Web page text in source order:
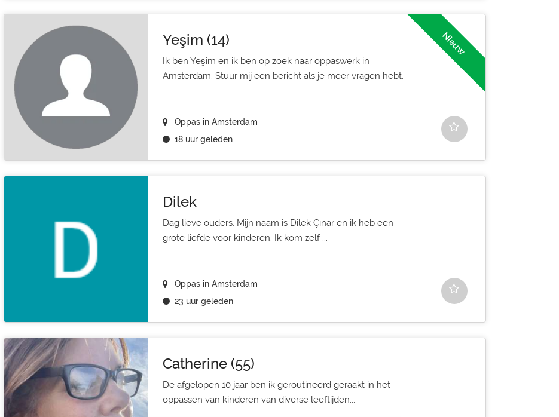
Yeşim (14)
Ik ben Yeşim en ik ben op zoek naar oppaswerk in
Amsterdam. Stuur mij een bericht als je meer vragen hebt.
Oppas in Amsterdam
18 uur geleden
Nieuw
Dilek
Dag lieve ouders, Mijn naam is Dilek Çınar en ik heb een
grote liefde voor kinderen. Ik kom zelf ...
Oppas in Amsterdam
23 uur geleden
Catherine (55)
De afgelopen 10 jaar ben ik geroutineerd geraakt in het
oppassen van kinderen van diverse leeftijden...